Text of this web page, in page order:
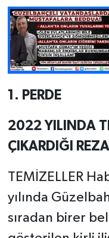
1. PERDE
2022 YILINDA
ÇIKARDIĞI
TEMİZELLER
yılında
sıradan birer